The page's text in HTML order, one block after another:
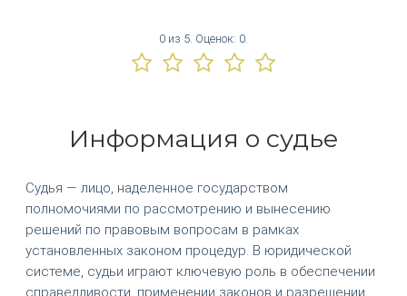
0 из 5. Оценок: 0
Информация о судье
Судья — лицо, наделенное государством
полномочиями по рассмотрению и вынесению
решений по правовым вопросам в рамках
установленных законом процедур. В юридической
системе, судьи играют ключевую роль в обеспечении
справедливости, применении законов и разрешении